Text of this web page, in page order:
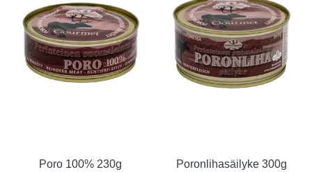
Poro 100% 230g Poronlihasäilyke 300g